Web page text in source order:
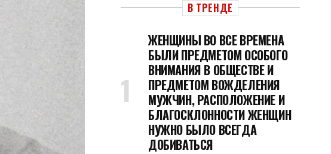
В ТРЕНДЕ
ЖЕНЩИНЫ ВО ВСЕ ВРЕМЕНА
БЫЛИ ПРЕДМЕТОМ ОСОБОГО
ВНИМАНИЯ В ОБЩЕСТВЕ И
ПРЕДМЕТОМ ВОЖДЕЛЕНИЯ
МУЖЧИН, РАСПОЛОЖЕНИЕ И
БЛАГОСКЛОННОСТИ ЖЕНЩИН
НУЖНО БЫЛО ВСЕГДА
ДОБИВАТЬСЯ